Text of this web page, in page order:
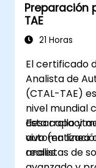
nativos y
detallados de
de
añadir
para la
profesional
Preparación
TAE
21 Horas
El certificado
Analista de
(CTAL-TAE)
nivel mundial
desarrollo y
reales.
Esta
vivo (en línea
analistas de